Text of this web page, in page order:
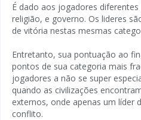
É dado aos jogadores
religião, e governo. Os lideres
de vitória nestas mesmas
Entretanto, sua pontuação ao
pontos de sua categoria mais
jogadores a não se super
quando as civilizações
externos, onde apenas um líder
conflito.